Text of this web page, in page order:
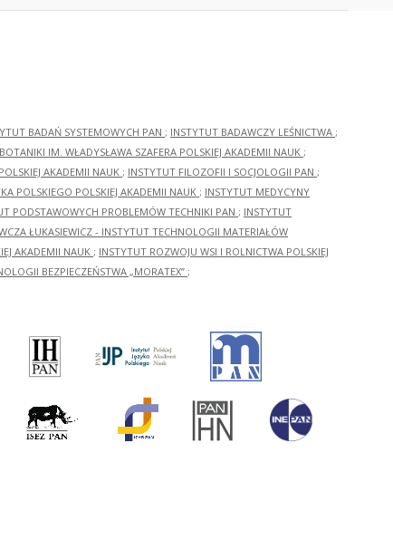
BADAŃ SYSTEMOWYCH PAN ; INSTYTUT BADAWCZY LEŚNICTWA ;
IM. WŁADYSŁAWA SZAFERA POLSKIEJ AKADEMII NAUK ;
AKADEMII NAUK ; INSTYTUT FILOZOFII I SOCJOLOGII PAN ;
POLSKIEGO POLSKIEJ AKADEMII NAUK ; INSTYTUT MEDYCYNY
PODSTAWOWYCH PROBLEMÓW TECHNIKI PAN ; INSTYTUT
ŁUKASIEWICZ - INSTYTUT TECHNOLOGII MATERIAŁÓW
AKADEMII NAUK ; INSTYTUT ROZWOJU WSI I ROLNICTWA POLSKIEJ
BEZPIECZEŃSTWA „MORATEX” ;